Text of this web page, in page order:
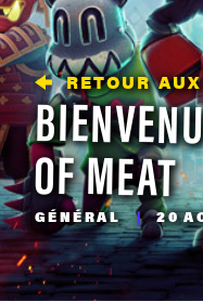
RETOUR
OF MEAT
GÉNÉRAL | 20